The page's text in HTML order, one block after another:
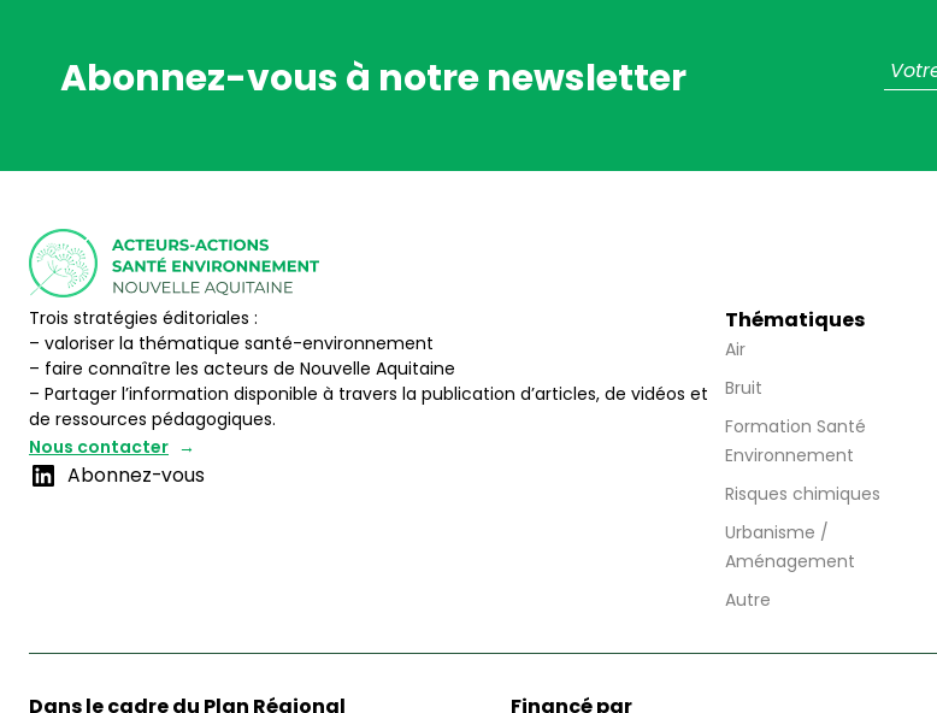
Abonnez-vous à notre newsletter
Trois stratégies éditoriales :
– valoriser la thématique santé-environnement
– faire connaître les acteurs de Nouvelle Aquitaine
– Partager l’information disponible à travers la publication d’articles, de vidéos et
de ressources pédagogiques.
Nous contacter
Abonnez-vous
Thématiques
Air
Bruit
Formation Santé
Environnement
Risques chimiques
Urbanisme /
Aménagement
Autre
Dans le cadre du Plan Régional Financé par